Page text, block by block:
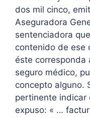
dos mil cinco,
Aseguradora
sentenciadora
contenido de ese
éste corresponda
seguro médico,
concepto alguno.
pertinente indicar
expuso: « …